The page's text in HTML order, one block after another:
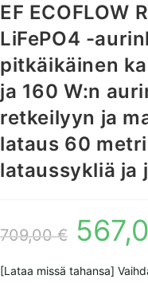
EF ECOFLOW
LiFePO4 -
pitkäikäinen
ja 160 W:n
retkeilyyn ja
lataus 60
lataussykliä ja
709,00€
Alkuperäinen
hinta
oli:
[Lataa missä tahansa]